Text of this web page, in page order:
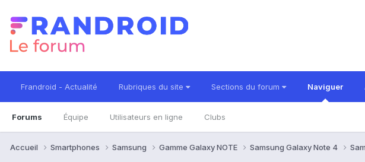
Frandroid - Actualité Rubriques du site Sections du forum Naviguer
Forums Équipe Utilisateurs en ligne Clubs
Accueil Smartphones Samsung Gamme Galaxy NOTE Samsung Galaxy Note 4